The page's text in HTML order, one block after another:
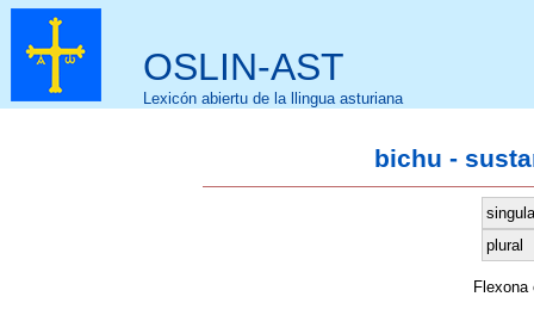
OSLIN-AST
Lexicón abiertu de la llingua asturiana
bichu -
plural